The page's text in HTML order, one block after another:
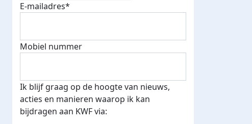
E-mails verstuurd
Top fondsenwerver
E-mailadres*
Mobiel nummer
Ik blijf graag op de hoogte van nieuws,
acties en manieren waarop ik kan
bijdragen aan KWF via: